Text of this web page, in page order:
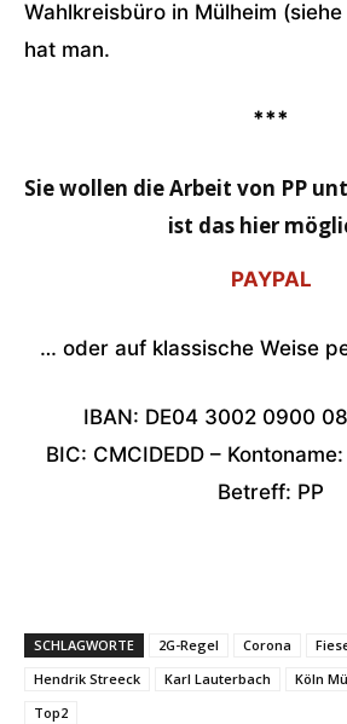
Wahlkreisbüro in Mülheim
hat man.
***
Sie wollen die Arbeit von PP
ist das hier
PAYPAL
… oder auf klassische Weise
IBAN: DE04 3002 0900
BIC: CMCIDEDD –
Betreff: PP
SCHLAGWORTE 2G-Regel Corona
Hendrik Streeck
Karl Lauterbach Köln
Top2